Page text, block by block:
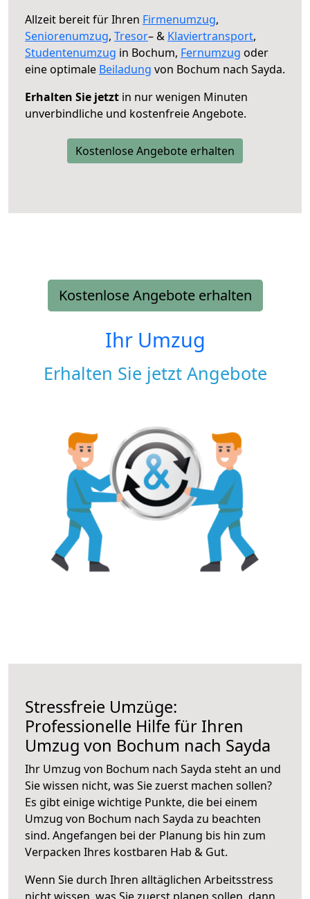
Allzeit bereit für Ihren Firmenumzug,
Seniorenumzug, Tresor– & Klaviertransport,
Studentenumzug in Bochum, Fernumzug oder
eine optimale Beiladung von Bochum nach Sayda.
Erhalten Sie jetzt in nur wenigen Minuten
unverbindliche und kostenfreie Angebote.
Kostenlose Angebote erhalten
Kostenlose Angebote erhalten
Ihr Umzug
Erhalten Sie jetzt Angebote
Stressfreie Umzüge:
Professionelle Hilfe für Ihren
Umzug von Bochum nach Sayda
Ihr Umzug von Bochum nach Sayda steht an und
Sie wissen nicht, was Sie zuerst machen sollen?
Es gibt einige wichtige Punkte, die bei einem
Umzug von Bochum nach Sayda zu beachten
sind. Angefangen bei der Planung bis hin zum
Verpacken Ihres kostbaren Hab & Gut.
Wenn Sie durch Ihren alltäglichen Arbeitsstress